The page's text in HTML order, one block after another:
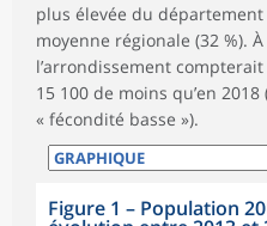
plus élevée du
moyenne régionale (32 %). À
l’arrondissement
15 100 de moins qu’en
« fécondité basse »).
Figure 1 – Population